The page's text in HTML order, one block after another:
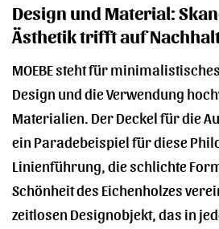
Design und Material:
Ästhetik trifft auf
MOEBE steht für
Design und die Verwendung
Materialien. Der Deckel für die
ein Paradebeispiel für diese
Linienführung, die schlichte
Schönheit des Eichenholzes
zeitlosen Designobjekt, das in